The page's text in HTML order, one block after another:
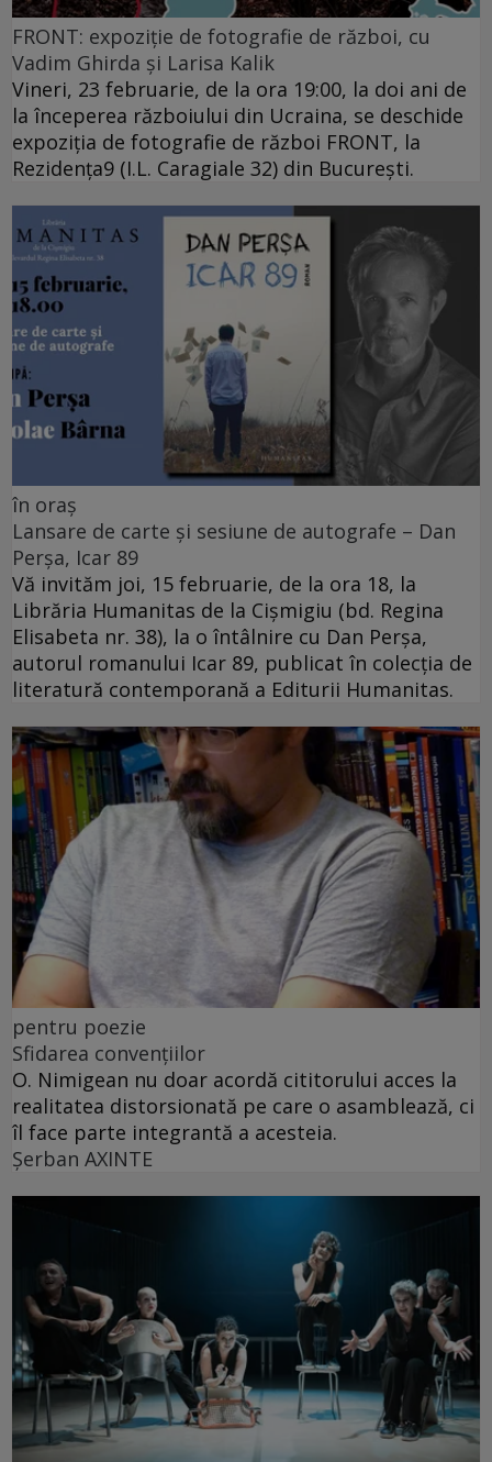
FRONT: expoziție de fotografie de război, cu
Vadim Ghirda și Larisa Kalik
Vineri, 23 februarie, de la ora 19:00, la doi ani de
la începerea războiului din Ucraina, se deschide
expoziția de fotografie de război FRONT, la
Rezidența9 (I.L. Caragiale 32) din București.
în oraș
Lansare de carte și sesiune de autografe – Dan
Perșa, Icar 89
Vă invităm joi, 15 februarie, de la ora 18, la
Librăria Humanitas de la Cişmigiu (bd. Regina
Elisabeta nr. 38), la o întâlnire cu Dan Perșa,
autorul romanului Icar 89, publicat în colecția de
literatură contemporană a Editurii Humanitas.
pentru poezie
Sfidarea convențiilor
O. Nimigean nu doar acordă cititorului acces la
realitatea distorsionată pe care o asamblează, ci
îl face parte integrantă a acesteia.
Şerban AXINTE